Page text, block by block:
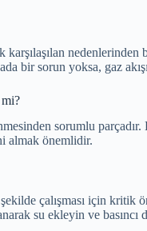
nedenlerinden
bir sorun yoksa, gaz
sorumlu
almak önemlidir.
çalışması için kritik
su ekleyin ve basıncı